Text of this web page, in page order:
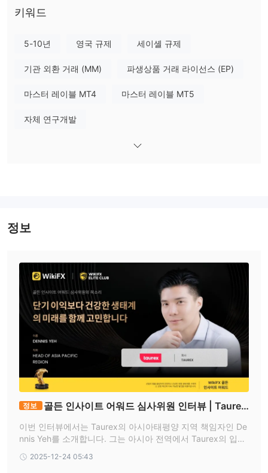
Taurex이 신뢰할 만한가요?
이선스 번호는 816055입니다.
제를 받으며, 규제 라이선스 번호는 SD092입니다.
장단점
Taurex은 외환(50개 이상의 통화 쌍), 암호화폐, 주식, 지수, 금속 및
터 시작됩니다.
내려갈 수 있는 점이 특징입니다.
Standard Zero 계좌와 Pro Zero 계좌는 수수료를 부과하지 않습니
Taurex에서 제공하는 Raw 계좌는 최소 입금액이 500달러이며, 스
프레드가 0까지 내려갈 수 있는 특징이 인상적입니다.
이 계좌들은 외환 레버리지 최대 1:1000 및 CFD 레버리지(지수 및
상품) 최대 1:1000을 지원합니다. 외환, 금속, 주식, 상품, 지수 및 암
호화폐 등 포함하여 1500개 이상의 상품을 거래할 수 있습니다.
또한, 종교적 신념을 고려하여 이슬람 계정 또는 스왑 프리 계정을
제공합니다.
레버리지
Taurex은 계좌 보유자에게 최대 1:1000의 레버리지를 제공합니다.
키워드
5-10년 영국 규제 세이셸 규제
기관 외환 거래 (MM) 파생상품 거래 라이선스 (EP)
마스터 레이블 MT4 마스터 레이블 MT5
자체 연구개발
정보
정보
골든 인사이트 어워드 심사위원 인터뷰 | Taurex
아시아태평양 지역 책임자 Dennis Yeh
이번 인터뷰에서는 Taurex의 아시아태평양 지역 책임자인 De
nnis Yeh를 소개합니다. 그는 아시아 전역에서 Taurex의 입지
을 하고 있습니다. Taurex에 합류하기 전, Dennis는 IC Marke
2025-12-24 05:43